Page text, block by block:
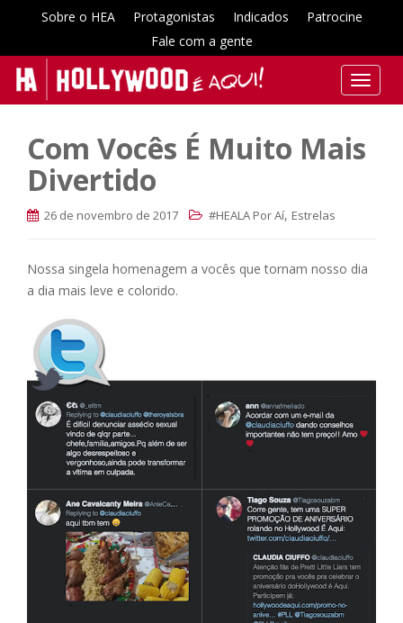
Sobre o HEA Protagonistas Indicados
Patrocine
Fale com a gente
T
o
g
i
Com Vocês É Muito Mais
Divertido
26 de novembro de 2017 #HEALA Por Aí, Estrelas
Nossa singela homenagem a vocês que tornam nosso dia
a dia mais leve e colorido.